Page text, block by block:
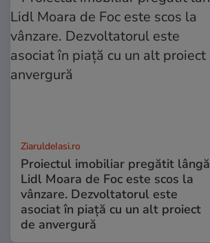
ZiaruldeIasi.ro
Proiectul imobiliar pregătit lângă
Lidl Moara de Foc este scos la
vânzare. Dezvoltatorul este
asociat în piață cu un alt proiect
de anvergură